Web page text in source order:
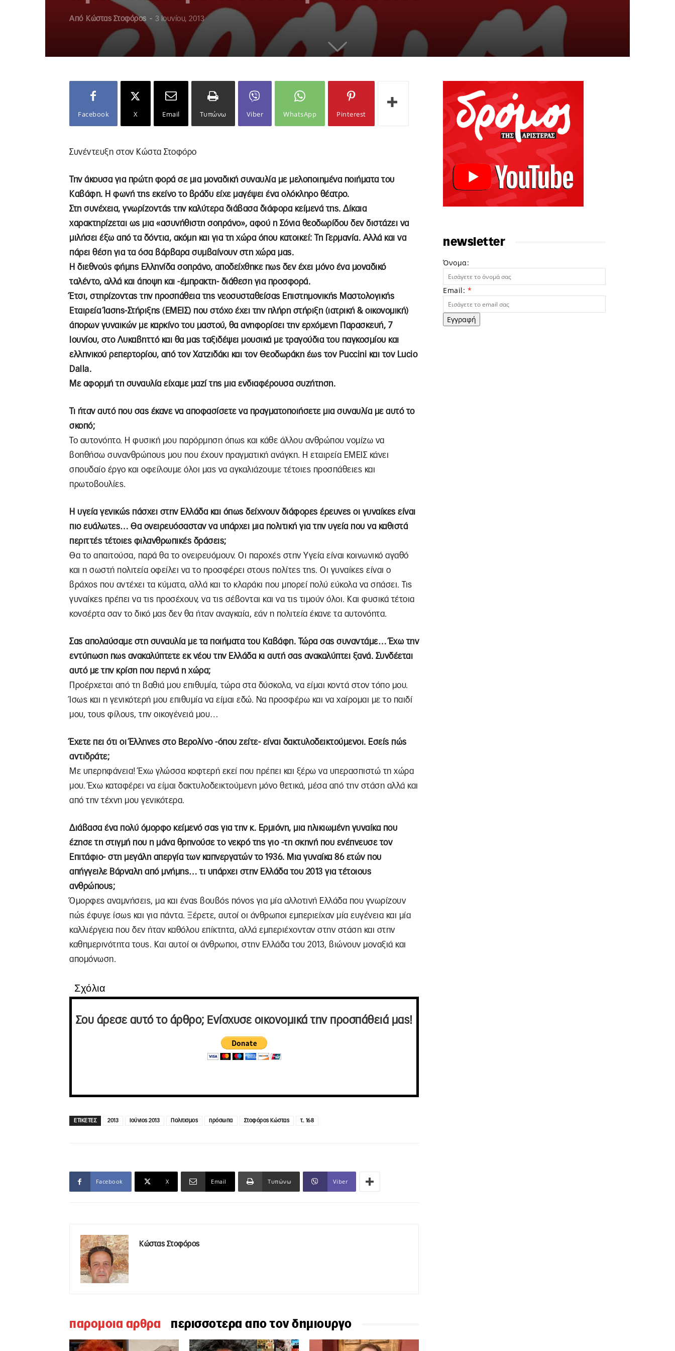
Από Κώστας Στοφόρος - 3 Ιουνίου, 2013
Facebook X Email Τυπώνω Viber WhatsApp Pinterest
Συνέντευξη στον Κώστα Στοφόρο
Την άκουσα για πρώτη φορά σε μια μοναδική συναυλία με μελοποιημένα ποιήματα του
Καβάφη. Η φωνή της εκείνο το βράδυ είχε μαγέψει ένα ολόκληρο θέατρο.
Στη συνέχεια, γνωρίζοντάς την καλύτερα διάβασα διάφορα κείμενά της. Δίκαια
χαρακτηρίζεται ως μια «ασυνήθιστη σοπράνο», αφού η Σόνια θεοδωρίδου δεν διστάζει να
μιλήσει έξω από τα δόντια, ακόμη και για τη χώρα όπου κατοικεί: Τη Γερμανία. Αλλά και να
πάρει θέση για τα όσα βάρβαρα συμβαίνουν στη χώρα μας.
Η διεθνούς φήμης Ελληνίδα σοπράνο, αποδείχθηκε πως δεν έχει μόνο ένα μοναδικό
ταλέντο, αλλά και άποψη και -έμπρακτη- διάθεση για προσφορά.
Έτσι, στηρίζοντας την προσπάθεια της νεοσυσταθείσας Επιστημονικής Μαστολογικής
Εταιρεία Ίασης-Στήριξης (ΕΜΕΙΣ) που στόχο έχει την πλήρη στήριξη (ιατρική & οικονομική)
άπορων γυναικών με καρκίνο του μαστού, θα ανηφορίσει την ερχόμενη Παρασκευή, 7
Ιουνίου, στο Λυκαβηττό και θα μας ταξιδέψει μουσικά με τραγούδια του παγκοσμίου και
ελληνικού ρεπερτορίου, από τον Χατζιδάκι και τον Θεοδωράκη έως τον Puccini και τον Lucio
Dalla.
Με αφορμή τη συναυλία είχαμε μαζί της μια ενδιαφέρουσα συζήτηση.
Τι ήταν αυτό που σας έκανε να αποφασίσετε να πραγματοποιήσετε μια συναυλία με αυτό το
σκοπό;
Το αυτονόητο. Η φυσική μου παρόρμηση όπως και κάθε άλλου ανθρώπου νομίζω να
βοηθήσω συνανθρώπους μου που έχουν πραγματική ανάγκη. Η εταιρεία ΕΜΕΙΣ κάνει
σπουδαίο έργο και οφείλουμε όλοι μας να αγκαλιάζουμε τέτοιες προσπάθειες και
πρωτοβουλίες.
Η υγεία γενικώς πάσχει στην Ελλάδα και όπως δείχνουν διάφορες έρευνες οι γυναίκες είναι
πιο ευάλωτες… Θα ονειρευόσασταν να υπάρχει μια πολιτική για την υγεία που να καθιστά
περιττές τέτοιες φιλανθρωπικές δράσεις;
Θα το απαιτούσα, παρά θα το ονειρευόμουν. Οι παροχές στην Υγεία είναι κοινωνικό αγαθό
και η σωστή πολιτεία οφείλει να το προσφέρει στους πολίτες της. Οι γυναίκες είναι ο
βράχος που αντέχει τα κύματα, αλλά και το κλαράκι που μπορεί πολύ εύκολα να σπάσει. Τις
γυναίκες πρέπει να τις προσέχουν, να τις σέβονται και να τις τιμούν όλοι. Και φυσικά τέτοια
κονσέρτα σαν το δικό μας δεν θα ήταν αναγκαία, εάν η πολιτεία έκανε τα αυτονόητα.
Σας απολαύσαμε στη συναυλία με τα ποιήματα του Καβάφη. Τώρα σας συναντάμε… Έχω την
εντύπωση πως ανακαλύπτετε εκ νέου την Ελλάδα κι αυτή σας ανακαλύπτει ξανά. Συνδέεται
αυτό με την κρίση που περνά η χώρα;
Προέρχεται από τη βαθιά μου επιθυμία, τώρα στα δύσκολα, να είμαι κοντά στον τόπο μου.
Ίσως και η γενικότερή μου επιθυμία να είμαι εδώ. Να προσφέρω και να χαίρομαι με το παιδί
μου, τους φίλους, την οικογένειά μου…
Έχετε πει ότι οι Έλληνες στο Βερολίνο -όπου ζείτε- είναι δακτυλοδεικτούμενοι. Εσείς πώς
αντιδράτε;
Με υπερηφάνεια! Έχω γλώσσα κοφτερή εκεί που πρέπει και ξέρω να υπερασπιστώ τη χώρα
μου. Έχω καταφέρει να είμαι δακτυλοδεικτούμενη μόνο θετικά, μέσα από την στάση αλλά και
από την τέχνη μου γενικότερα.
Διάβασα ένα πολύ όμορφο κείμενό σας για την κ. Ερμιόνη, μια ηλικιωμένη γυναίκα που
έζησε τη στιγμή που η μάνα θρηνούσε το νεκρό της γιο -τη σκηνή που ενέπνευσε τον
Επιτάφιο- στη μεγάλη απεργία των καπνεργατών το 1936. Μια γυναίκα 86 ετών που
απήγγειλε Βάρναλη από μνήμης… τι υπάρχει στην Ελλάδα του 2013 για τέτοιους
ανθρώπους;
Όμορφες αναμνήσεις, μα και ένας βουβός πόνος για μία αλλοτινή Ελλάδα που γνωρίζουν
πώς έφυγε ίσως και για πάντα. Ξέρετε, αυτοί οι άνθρωποι εμπεριείχαν μία ευγένεια και μία
καλλιέργεια που δεν ήταν καθόλου επίκτητα, αλλά εμπεριέχονταν στην στάση και στην
καθημερινότητα τους. Και αυτοί οι άνθρωποι, στην Ελλάδα του 2013, βιώνουν μοναξιά και
απομόνωση.
Σχόλια
Σου άρεσε αυτό το άρθρο; Ενίσχυσε οικονομικά την προσπάθειά μας!
ΕΤΙΚΕΤΕΣ 2013 Ιούνιος 2013 Πολιτισμος πρόσωπα Στοφόρος Κώστας τ. 168
Facebook X Email Τυπώνω Viber
Κώστας Στοφόρος
παρομοια αρθρα περισσοτερα απο τον δημιουργο
newsletter
Όνομα:
Email: *
Εγγραφή